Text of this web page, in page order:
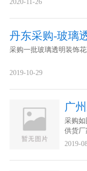
2020-11-26
丹东采购-玻璃
采购一批玻璃透明装饰
2019-10-29
广
采购如
供货厂
2019-